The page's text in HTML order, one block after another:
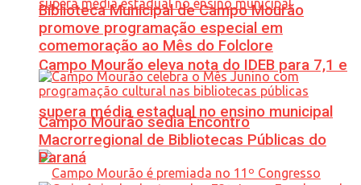
Campo Mourão eleva nota do IDEB para 7,1 e
supera média estadual no ensino municipal
Biblioteca Municipal de Campo Mourão
promove programação especial em
comemoração ao Mês do Folclore
Campo Mourão sedia Encontro
Macrorregional de Bibliotecas Públicas do
Paraná